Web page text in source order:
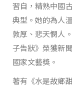
習自，精熟中國
典型。她的為人
敦厚、悲天憫人
子告狀》榮獲新
國家文藝獎。
著有《水是故鄉